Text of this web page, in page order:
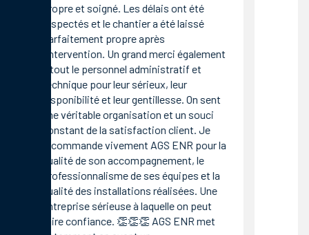
propre et soigné. Les délais ont été
respectés et le chantier a été laissé
parfaitement propre après
l’intervention. Un grand merci également
à tout le personnel administratif et
technique pour leur sérieux, leur
disponibilité et leur gentillesse. On sent
une véritable organisation et un souci
constant de la satisfaction client. Je
recommande vivement AGS ENR pour la
qualité de son accompagnement, le
professionnalisme de ses équipes et la
qualité des installations réalisées. Une
entreprise sérieuse à laquelle on peut
faire confiance. 👏👏👏 AGS ENR met